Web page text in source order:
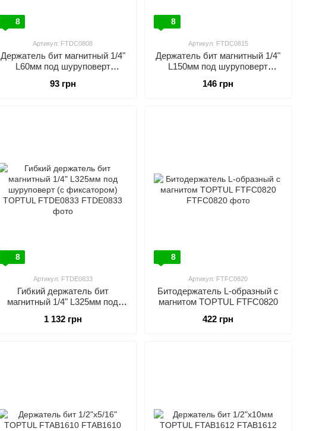
8
Артикул: FTDC0808
Держатель бит магнитный 1/4"
L60мм под шуруповерт
93 грн
8
Артикул: FTDC0815
Держатель бит магнитный 1/4"
L150мм под шуруповерт
146 грн
8
Артикул: FTDE0833
Гибкий держатель бит
магнитный 1/4" L325мм под
TOPTUL FTDE0833
1 132 грн
8
Артикул: FTFC0820
Битодержатель L-образный с
магнитом TOPTUL FTFC0820
422 грн